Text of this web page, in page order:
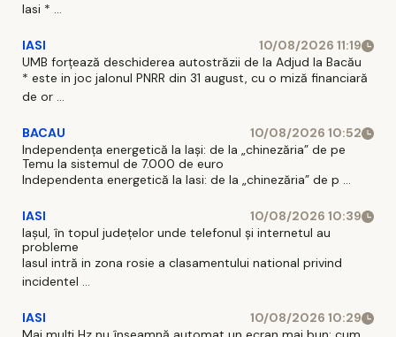
Iasi * ...
IASI
10/08/2026 11:19
UMB forțează deschiderea autostrăzii de la Adjud la Bacău
* este in joc jalonul PNRR din 31 august, cu o miză financiară
de or ...
BACAU
10/08/2026 10:52
Independența energetică la Iași: de la „chinezăria” de pe
Temu la sistemul de 7.000 de euro
Independenta energetică la Iasi: de la „chinezăria” de p ...
IASI
10/08/2026 10:39
Iașul, în topul județelor unde telefonul și internetul au
probleme
Iasul intră in zona rosie a clasamentului national privind
incidentel ...
IASI
10/08/2026 10:29